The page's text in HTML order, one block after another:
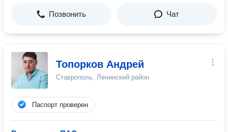
Позвонить Чат
Топорков Андрей
Ставрополь, Ленинский район
Паспорт проверен